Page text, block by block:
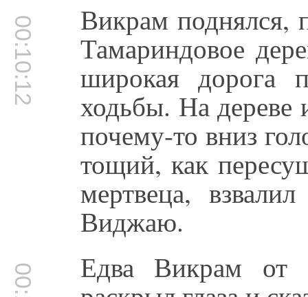
00:10:12 Викрам поднялся,
Тамариндовое
широкая дорога
ходьбы. На дереве
почему-то вниз
тощий, как
мертвеца,
Виджаю.
Едва Викрам от